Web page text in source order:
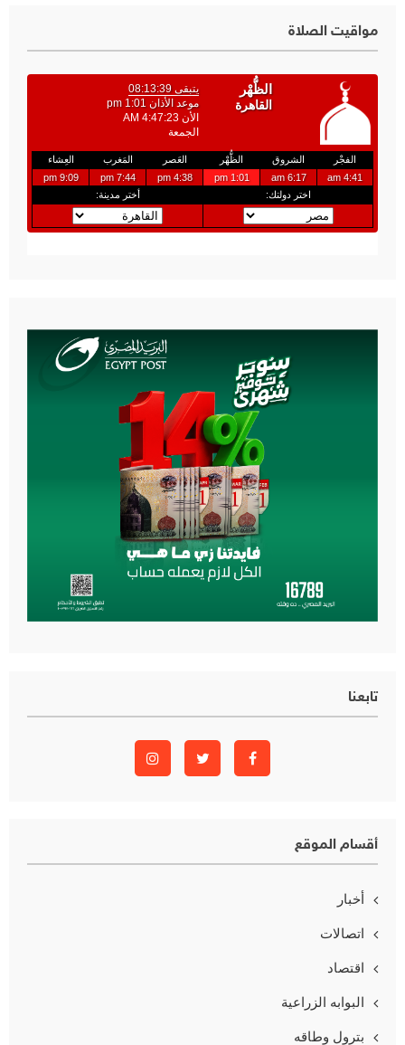
مواقيت الصلاة
تابعنا
أقسام الموقع
أخبار
اتصالات
اقتصاد
البوابه الزراعية
بترول وطاقه